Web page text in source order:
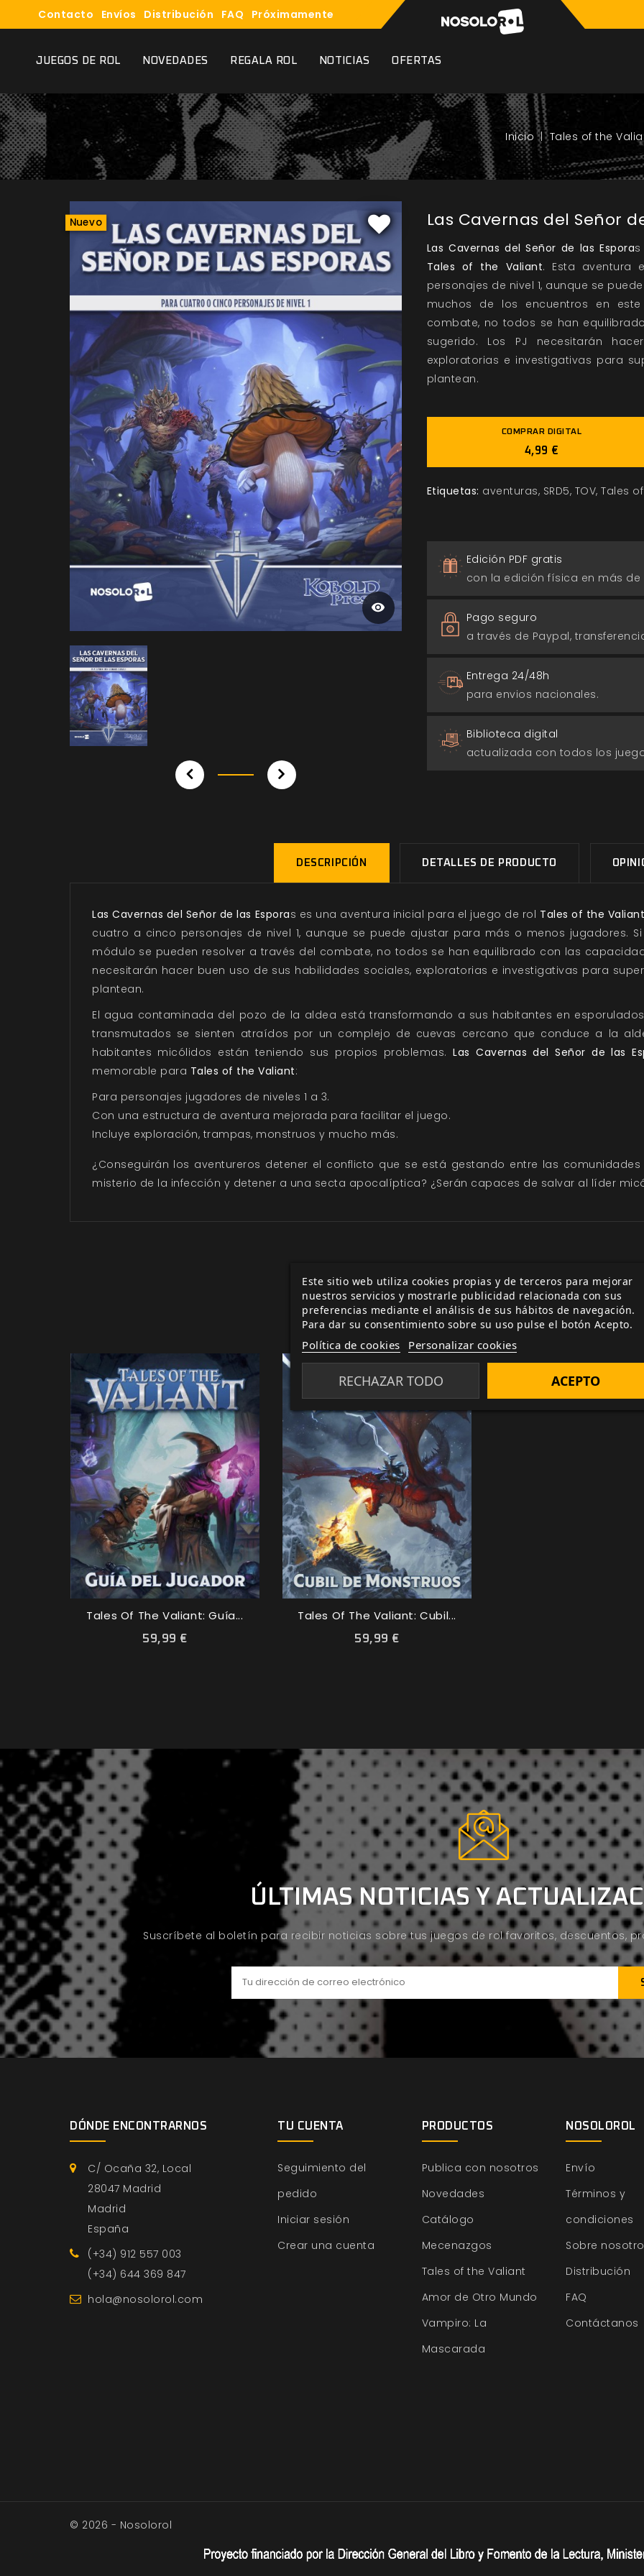
Contacto Envíos Distribución FAQ Próximamente
JUEGOS DE ROL NOVEDADES REGALA ROL NOTICIAS OFERTAS
Tales of the
Nuevo Las Cavernas del Señor
Las Cavernas del Señor de las Espora
Tales of the Valiant. Esta
personajes de nivel 1, aunque se
muchos de los encuentros en
combate, no todos se han
sugerido. Los PJ necesitarán
exploratorias e investigativas para
plantean.
COMPRAR DIGITAL
4,99 €
Etiquetas: aventuras SRD5 TOV Tales
Edición PDF gratis
con la edición física en más
Pago seguro
a través de Paypal,
Entrega 24/48h
para envios nacionales.
Biblioteca digital
actualizada con todos los
DESCRIPCIÓN DETALLES DE PRODUCTO
Las Cavernas del Señor de las Esporas es una aventura inicial para el juego de rol Tales of the
cuatro a cinco personajes de nivel 1, aunque se puede ajustar para más o menos jugadores.
módulo se pueden resolver a través del combate, no todos se han equilibrado con las
necesitarán hacer buen uso de sus habilidades sociales, exploratorias e investigativas para
plantean.
El agua contaminada del pozo de la aldea está transformando a sus habitantes en
transmutados se sienten atraídos por un complejo de cuevas cercano que conduce a la
habitantes micólidos están teniendo sus propios problemas.Las Cavernas del Señor de las
memorable para Tales of the Valiant:
Para personajes jugadores de niveles 1 a 3.
Con una estructura de aventura mejorada para facilitar el juego.
Incluye exploración, trampas, monstruos y mucho más.
¿Conseguirán los aventureros detener el conflicto que se está gestando entre las
misterio de la infección y detener a una secta apocalíptica? ¿Serán capaces de salvar al líder
TAMBIÉN TE PUEDE
Tales Of The Valiant: Guía...
59,99 €
Tales Of The Valiant: Cubil...
59,99 €
ÚLTIMAS NOTICIAS Y
Suscríbete al boletín para recibir noticias sobre tus juegos de rol favoritos, descuentos,
DÓNDE ENCONTRARNOS
C/ Ocaña 32, Local
28047 Madrid
Madrid
España
(+34) 912 557 003
(+34) 644 369 847
hola@nosolorol.com
TU CUENTA
Seguimiento del
pedido
Iniciar sesión
Crear una cuenta
PRODUCTOS
Publica con nosotros
Novedades
Catálogo
Mecenazgos
Tales of the Valiant
Amor de Otro Mundo
Vampiro: La
Mascarada
NOSOLOROL
Envío
Términos y
condiciones
Sobre
Distribución
FAQ
Contáctanos
Este sitio web utiliza cookies propias y de terceros para mejorar
nuestros servicios y mostrarle publicidad relacionada con sus
preferencias mediante el análisis de sus hábitos de navegación.
Para dar su consentimiento sobre su uso pulse el botón Acepto.
Política de cookies Personalizar cookies
RECHAZAR TODO ACEPTO
© 2026 - Nosolorol